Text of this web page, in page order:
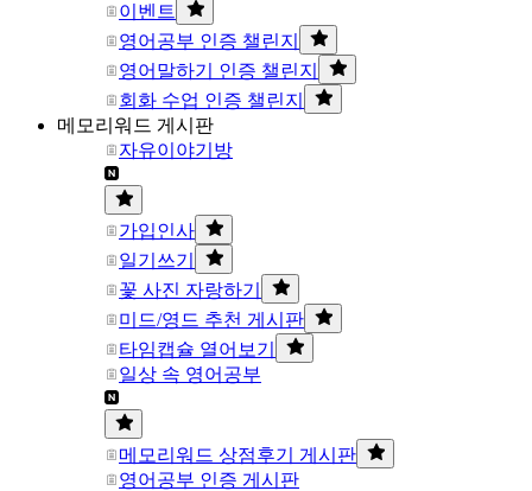
이벤트
영어공부 인증 챌린지
영어말하기 인증 챌린지
회화 수업 인증 챌린지
메모리워드 게시판
자유이야기방
가입인사
일기쓰기
꽃 사진 자랑하기
미드/영드 추천 게시판
타임캡슐 열어보기
일상 속 영어공부
메모리워드 상점후기 게시판
영어공부 인증 게시판